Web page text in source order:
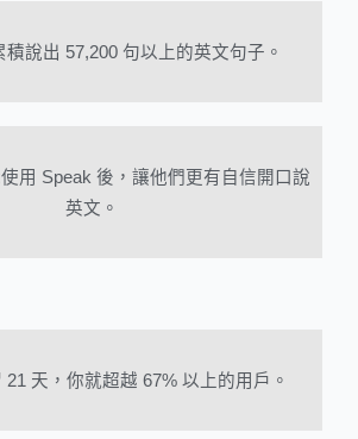
說出 57,200 句以上的英文句子。
用 Speak 後，讓他們更有自信開口說
英文。
21 天，你就超越 67% 以上的用戶。